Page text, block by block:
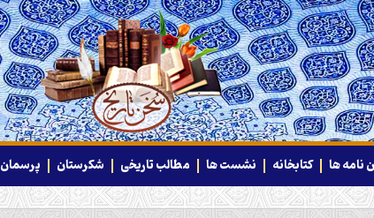
نامه ها کتابخانه نشست ها مطالب تاریخی شکرستان پرسمان